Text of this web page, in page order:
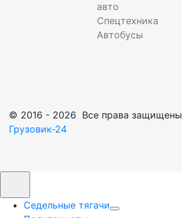
авто
Спецтехника
Автобусы
© 2016 - 2026 Все права защищены
Грузовик-24
Седельные тягачи